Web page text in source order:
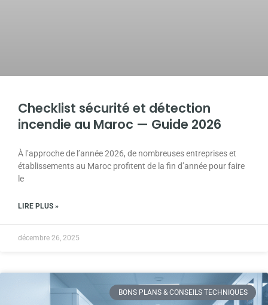
Checklist sécurité et détection
incendie au Maroc — Guide 2026
À l’approche de l’année 2026, de nombreuses entreprises et
établissements au Maroc profitent de la fin d’année pour faire
le
LIRE PLUS »
décembre 26, 2025
BONS PLANS & CONSEILS TECHNIQUES